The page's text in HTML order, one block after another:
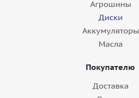
Агрошины
Диски
Аккумуляторы
Масла
Покупателю
Доставка